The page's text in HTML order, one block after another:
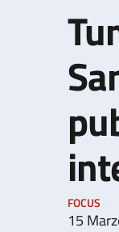
FOCUS
15